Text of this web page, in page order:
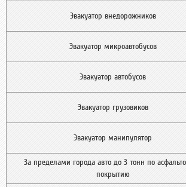
Эвакуатор внедорожников
Эвакуатор микроавтобусов
Эвакуатор автобусов
Эвакуатор грузовиков
Эвакуатор манипулятор
За пределами города авто до 3 тонн по
покрытию